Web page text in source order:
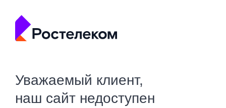
Уважаемый клиент,
наш сайт недоступен